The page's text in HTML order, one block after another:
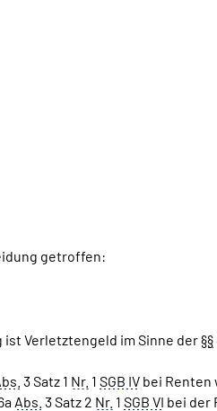
getroffen:
Verletztengeld im Sinne der §§
3 Satz 1 Nr. 1 SGB IV bei
Abs. 3 Satz 2 Nr. 1 SGB VI bei der